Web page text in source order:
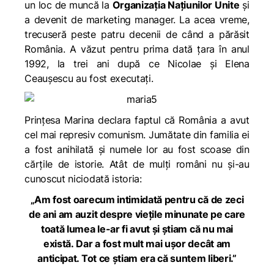
un loc de muncă la Organizația Națiunilor Unite și
a devenit de marketing manager. La acea vreme,
trecuseră peste patru decenii de când a părăsit
România. A văzut pentru prima dată țara în anul
1992, la trei ani după ce Nicolae și Elena
Ceaușescu au fost executați.
Prințesa Marina declara faptul că România a avut
cel mai represiv comunism. Jumătate din familia ei
a fost anihilată și numele lor au fost scoase din
cărțile de istorie. Atât de mulți români nu și-au
cunoscut niciodată istoria:
„Am fost oarecum intimidată pentru că de zeci
de ani am auzit despre viețile minunate pe care
toată lumea le-ar fi avut și știam că nu mai
există. Dar a fost mult mai ușor decât am
anticipat. Tot ce știam era că suntem liberi.”